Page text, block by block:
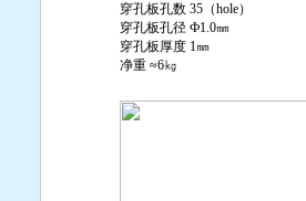
穿孔板孔数 35（hole）
穿孔板孔径 Ф1.0㎜
穿孔板厚度 1㎜
净重 ≈6㎏